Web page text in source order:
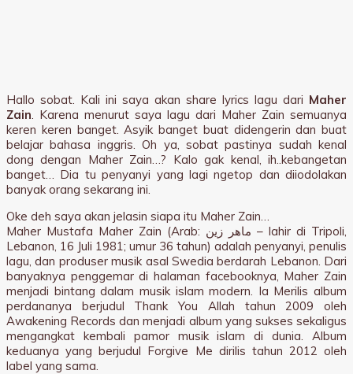
Hallo sobat. Kali ini saya akan share lyrics lagu dari Maher
Zain . Karena menurut saya lagu dari Maher Zain semuanya
keren keren banget. Asyik banget buat didengerin dan buat
belajar bahasa inggris. Oh ya, sobat pastinya sudah kenal
dong dengan Maher Zain…? Kalo gak kenal, ih..kebangetan
banget… Dia tu penyanyi yang lagi ngetop dan diiodolakan
banyak orang sekarang ini.
Oke deh saya akan jelasin siapa itu Maher Zain…
Maher Mustafa Maher Zain (Arab: ماهر زين‎ – lahir di Tripoli,
Lebanon, 16 Juli 1981; umur 36 tahun) adalah penyanyi, penulis
lagu, dan produser musik asal Swedia berdarah Lebanon. Dari
banyaknya penggemar di halaman facebooknya, Maher Zain
menjadi bintang dalam musik islam modern. Ia Merilis album
perdananya berjudul Thank You Allah tahun 2009 oleh
Awakening Records dan menjadi album yang sukses sekaligus
mengangkat kembali pamor musik islam di dunia. Album
keduanya yang berjudul Forgive Me dirilis tahun 2012 oleh
label yang sama.